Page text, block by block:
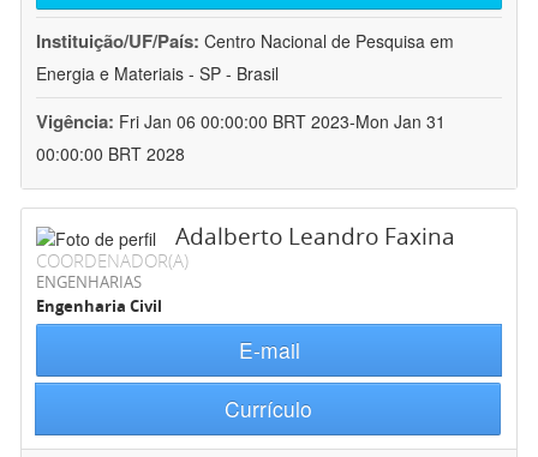
Instituição/UF/País: Centro Nacional de Pesquisa em
Energia e Materiais - SP - Brasil
Vigência: Fri Jan 06 00:00:00 BRT 2023-Mon Jan 31
00:00:00 BRT 2028
Adalberto Leandro Faxina
COORDENADOR(A)
ENGENHARIAS
Engenharia Civil
E-mail
Currículo